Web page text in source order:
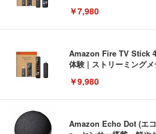
￥7,980
Amazon Fire TV Stick
体験 | ストリーミング
￥9,980
Amazon Echo Dot (エ